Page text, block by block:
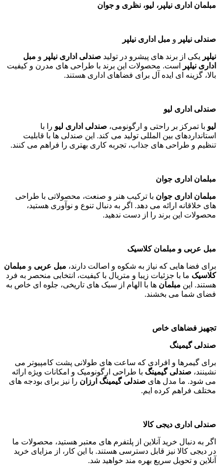
مبلمان اداری نیلپر، لیو، نظری و جوان
صندلی نیلپر و مبل اداری نیلپر
نیلپر یکی از برند های پیشرو در تولید صندلی اداری نیلپر و مبل
اداری نیلپر
است. محصولات این برند با طراحی های مدرن و کیفیت
بالا، گزینه ای ایده آل برای فضاهای اداری هستند.
صندلی اداری لیو
لیو با تمرکز بر راحتی و ارگونومی، صندلی اداری لیو را با
استانداردهای بین المللی تولید می کند. این صندلی ها با قابلیت
تنظیم و طراحی های جذاب، تجربه کاری بهتری را فراهم می کنند.
مبلمان اداری جوان
مبلمان اداری جوان با ترکیب هنر و صنعت، محصولاتی با طراحی
های خلاقانه ارائه می دهد. اگر به دنبال تنوع و نوآوری هستید،
محصولات این برند را از دست ندهید.
مبل عربی و مبلمان کلاسیک
برای فضا هایی که نیاز به شکوه و اصالت دارند، مبل عربی و مبلمان
کلاسیک ما با جزئیات زیبا و متریال با کیفیت، انتخابی منحصر به فرد
هستند. این مبلمان ها با الهام از سبک های تاریخی، جلوه ای خاص به
فضای شما می بخشند.
تجهیز فضاهای خاص
صندلی گیمینگ
برای گیمرها و افرادی که ساعت های طولانی پشت کامپیوتر می
نشینند، صندلی گیمینگ با طراحی ارگونومیک و امکانات ویژه ارائه
می شود. ما مدل های صندلی گیمینگ ارزان را نیز برای بودجه های
مختلف فراهم کرده ایم.
صندلی اداری دیجی کالا
اگر به دنبال خرید آنلاین از پلتفرم های معتبر هستید، محصولات ما
در دیجی کالا نیز قابل دسترسی هستند. با این کار، از مزایای خرید
آنلاین و تحویل سریع بهره مند خواهید شد.